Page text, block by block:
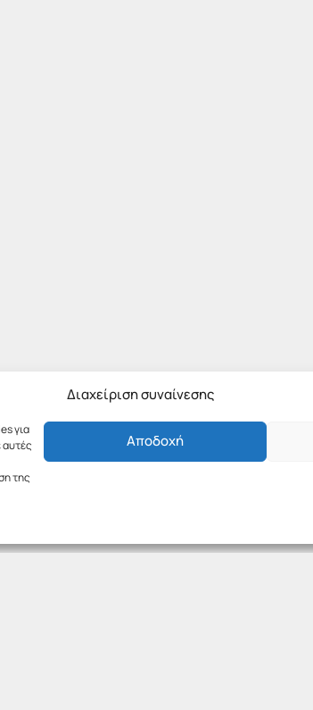
Διαχείριση συναίνεσης
για
της
Αποδοχή